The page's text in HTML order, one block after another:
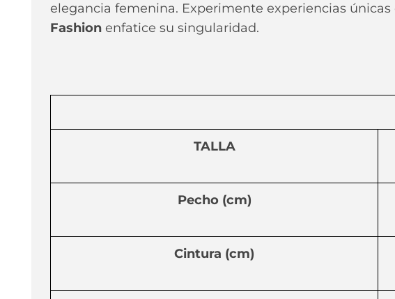
elegancia femenina. Experimente experiencias
Fashion enfatice su singularidad.
TALLA
Pecho (cm)
Cintura (cm)